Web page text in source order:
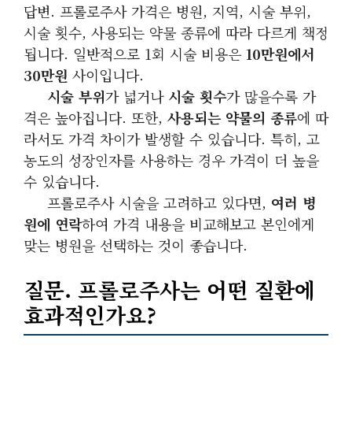
답변. 프롤로주사 가격은 병원, 지역, 시술 부위,
시술 횟수, 사용되는 약물 종류에 따라 다르게 책정
됩니다. 일반적으로 1회 시술 비용은10만원에서
30만원 사이입니다.
시술 부위가 넓거나 시술 횟수가 많을수록 가
격은 높아집니다. 또한, 사용되는 약물의 종류에 따
라서도 가격 차이가 발생할 수 있습니다. 특히, 고
농도의 성장인자를 사용하는 경우 가격이 더 높을
수 있습니다.
프롤로주사 시술을 고려하고 있다면, 여러 병
원에 연락하여 가격 내용을 비교해보고 본인에게
맞는 병원을 선택하는 것이 좋습니다.
질문. 프롤로주사는 어떤 질환에
효과적인가요?